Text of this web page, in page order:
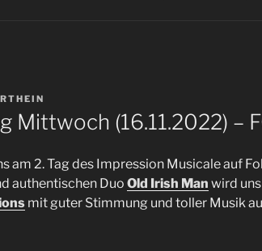
Mittwoch (16.11.2022) –
am 2. Tag des Impression Musicale auf
authentischen Duo Old Irish Man wird
mit guter Stimmung und toller Musik